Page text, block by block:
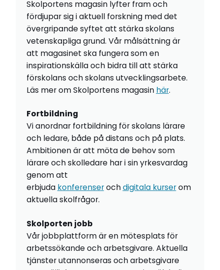
Skolportens magasin lyfter fram och
fördjupar sig i aktuell forskning med det
övergripande syftet att stärka skolans
vetenskapliga grund. Vår målsättning är
att magasinet ska fungera som en
inspirationskälla och bidra till att stärka
förskolans och skolans utvecklingsarbete.
Läs mer om Skolportens magasin här.
Fortbildning
Vi anordnar fortbildning för skolans lärare
och ledare, både på distans och på plats.
Ambitionen är att möta de behov som
lärare och skolledare har i sin yrkesvardag
genom att
erbjuda konferenserochdigitala kurserom
aktuella skolfrågor.
Skolporten jobb
Vår jobbplattform är en mötesplats för
arbetssökande och arbetsgivare. Aktuella
tjänster utannonseras och arbetsgivare